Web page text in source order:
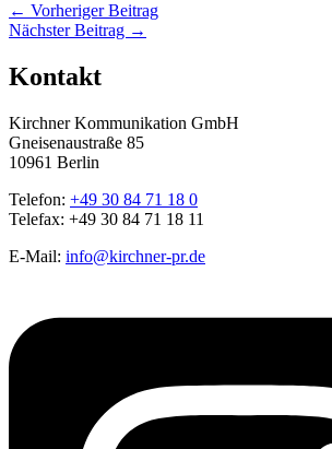
← Vorheriger Beitrag
Nächster Beitrag →
Kontakt
Kirchner Kommunikation GmbH
Gneisenaustraße 85
10961 Berlin
Telefon: +49 30 84 71 18 0
Telefax: +49 30 84 71 18 11
E-Mail: info@kirchner-pr.de